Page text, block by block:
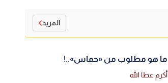
المزيد
ما هو مطلوب من «حماس»..!
أكرم عطا الله